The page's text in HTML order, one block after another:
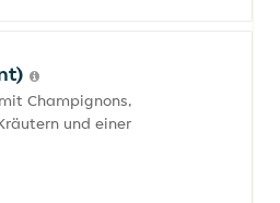
Champignons,
und einer